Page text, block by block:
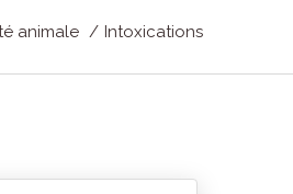
animale Intoxications